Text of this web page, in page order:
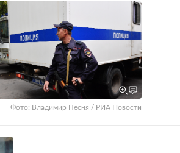
Фото: Владимир Песня / РИА Новости